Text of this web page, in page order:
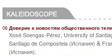
06 Доверие к новостям общественного
Xosé Soengas-Pérez, University of
Santiago de Compostela (Испания) &
(Испания).